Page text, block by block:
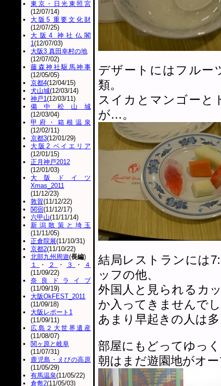
デザートにはフルー
類。
スイカとマンゴーと
が…。
結局レストランには
ッフの他、
外国人と見られるカ
か入ってきませんで
あまり早起きの人は
部屋にもどってゆっ
朝はまだ遊園地がオ
東京・日光東照宮
(12/07/14)
大阪5 重要文化財
(12/07/25)
大阪4 神社仏閣
1(12/07/03)
大阪3 真田幸村の地
(12/07/02)
藤森神社駆馬神事
(12/05/05)
京都4(12/04/15)
犬山城(12/03/14)
神戸1(12/03/11)
備中松山城
(12/03/04)
甲府・箱根温泉
(12/02/11)
京都3(12/01/29)
大阪2 ベイエリア
(12/01/15)
正月神戸2012
(12/01/03)
大阪ドイツ
Xmas_2011
(11/12/23)
敦賀(11/12/22)
関宿(11/12/17)
六甲山(11/11/14)
新潟散策と埼玉
(11/11/05)
正倉院展(11/10/31)
京都2(11/10/22)
北部九州周遊(長編)
１
・ ２ ・ ３ ・
４
(11/09/22)
奈良ドライブ
(11/09/19)
大阪OkFEST_2011
(11/09/18)
大阪レポート1
(11/09/11)
広島２大世界遺産
(11/08/07)
関ヶ原と岐阜
(11/07/31)
鹿児島・えびの高原
(11/05/29)
有馬温泉(11/05/22)
倉敷2(11/05/03)